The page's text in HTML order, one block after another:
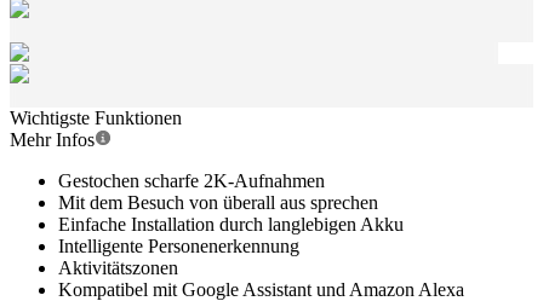
Wichtigste Funktionen
Mehr Infos
Gestochen scharfe 2K-Aufnahmen
Mit dem Besuch von überall aus sprechen
Einfache Installation durch langlebigen Akku
Intelligente Personenerkennung
Aktivitätszonen
Kompatibel mit Google Assistant und Amazon Alexa